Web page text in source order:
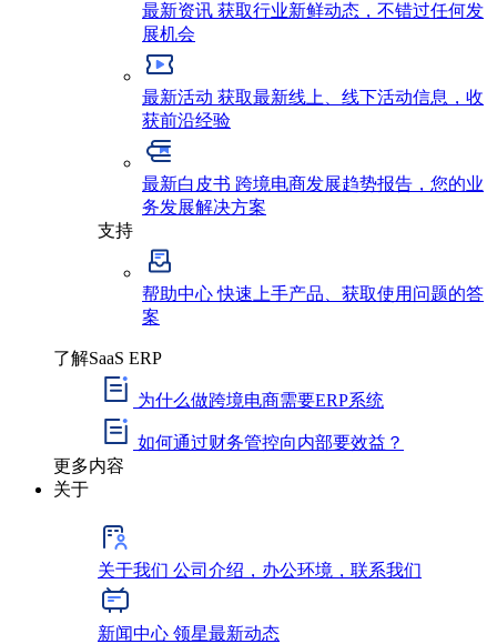
最新资讯 获取行业新鲜动态，不错过任何发
展机会
最新活动 获取最新线上、线下活动信息，收
获前沿经验
最新白皮书 跨境电商发展趋势报告，您的业
务发展解决方案
支持
帮助中心快速上手产品、获取使用问题的答
案
了解SaaS ERP
为什么做跨境电商需要ERP系统
如何通过财务管控向内部要效益？
更多内容
关于
关于我们 公司介绍，办公环境，联系我们
新闻中心 领星最新动态